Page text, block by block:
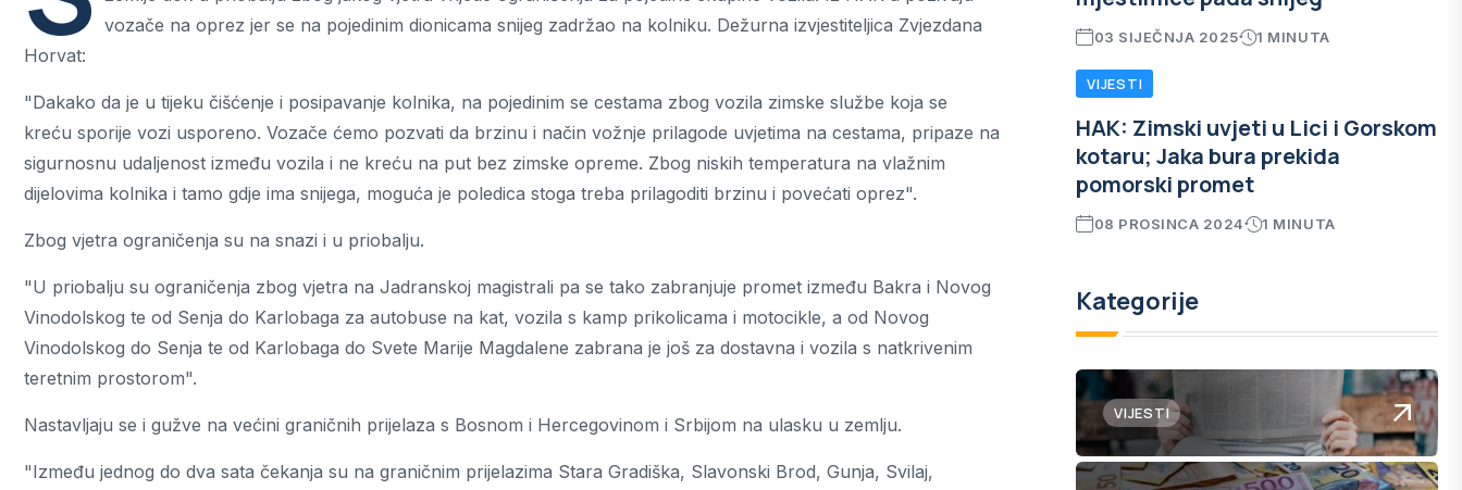
vozače na oprez jer se na pojedinim dionicama snijeg zadržao na kolniku. Dežurna izvjestiteljica Zvjezdana
Horvat:
"Dakako da je u tijeku čišćenje i posipavanje kolnika, na pojedinim se cestama zbog vozila zimske službe koja se
kreću sporije vozi usporeno. Vozače ćemo pozvati da brzinu i način vožnje prilagode uvjetima na cestama, pripaze na
sigurnosnu udaljenost između vozila i ne kreću na put bez zimske opreme. Zbog niskih temperatura na vlažnim
dijelovima kolnika i tamo gdje ima snijega, moguća je poledica stoga treba prilagoditi brzinu i povećati oprez".
Zbog vjetra ograničenja su na snazi i u priobalju.
"U priobalju su ograničenja zbog vjetra na Jadranskoj magistrali pa se tako zabranjuje promet između Bakra i Novog
Vinodolskog te od Senja do Karlobaga za autobuse na kat, vozila s kamp prikolicama i motocikle, a od Novog
Vinodolskog do Senja te od Karlobaga do Svete Marije Magdalene zabrana je još za dostavna i vozila s natkrivenim
teretnim prostorom".
Nastavljaju se i gužve na većini graničnih prijelaza s Bosnom i Hercegovinom i Srbijom na ulasku u zemlju.
"Između jednog do dva sata čekanja su na graničnim prijelazima Stara Gradiška, Slavonski Brod, Gunja, Svilaj,
03 SIJEČNJA 2025 1 MINUTA
VIJESTI
HAK: Zimski uvjeti u Lici i Gorskom
kotaru; Jaka bura prekida
pomorski promet
08 PROSINCA 2024 1 MINUTA
Kategorije
VIJESTI